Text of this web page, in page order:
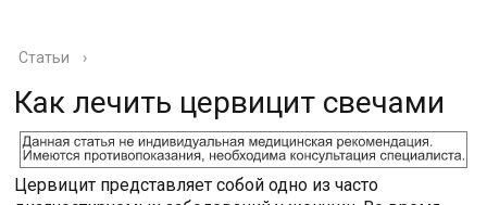
Статьи ›
Как лечить цервицит свечами
Цервицит представляет собой одно из часто